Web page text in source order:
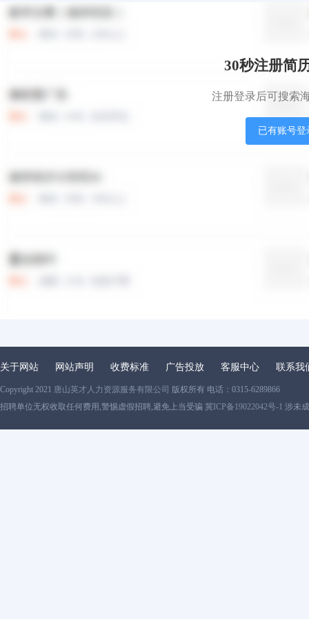
本站职位 盟站职位
30秒注册简
注册登录后可搜索
已有账号登
关于网站 网站声明 收费标准 广告投放 客服中心 联系我
Copyright 2021 唐山英才人力资源服务有限公司 版权所有 电话：0315-6289866
招聘单位无权收取任何费用,警惕虚假招聘,避免上当受骗 冀ICP备19022042号-1 涉未